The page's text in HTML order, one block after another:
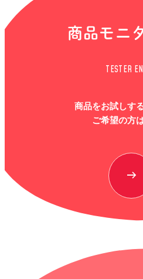
商品モニ
TESTER
商品をお試しす
ご希望の方